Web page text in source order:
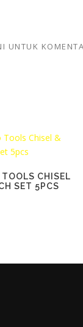
TOOLS CHISEL
SET 5PCS